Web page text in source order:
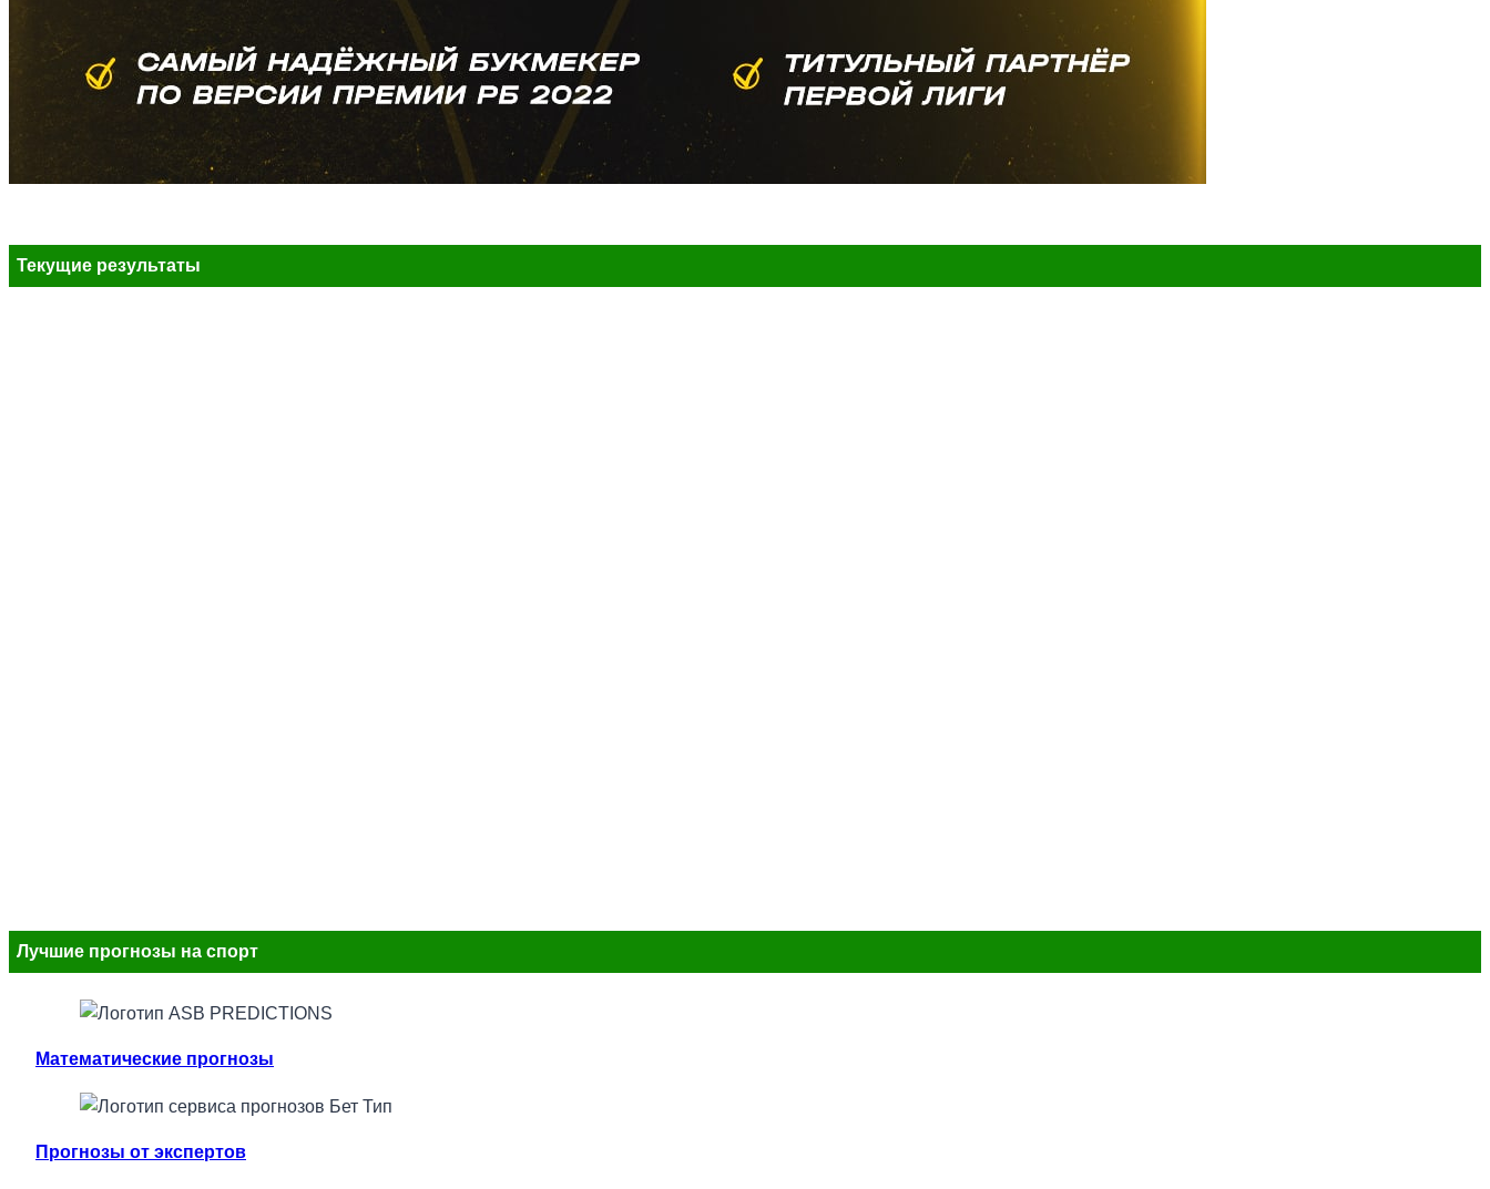
Текущие результаты
Лучшие прогнозы на спорт
Математические прогнозы
Прогнозы от экспертов